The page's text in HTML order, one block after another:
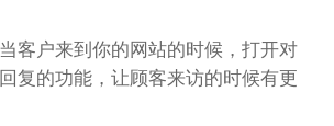
客户来到你的网站的时候，打开对
复的功能，让顾客来访的时候有更